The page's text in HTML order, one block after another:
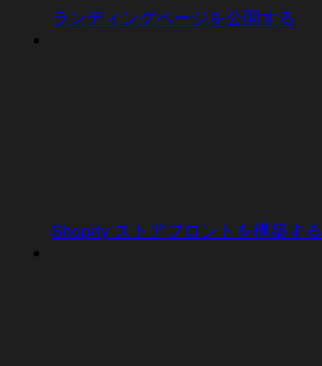
ランディングページを公開する
Shopify ストアフロントを構築する